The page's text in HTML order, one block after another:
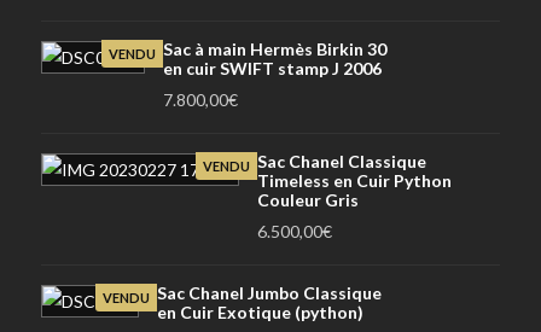
VENDU Sac à main Hermès Birkin 30
en cuir SWIFT stamp J 2006
7.800,00€
VENDU Sac Chanel Classique
Timeless en Cuir Python
Couleur Gris
6.500,00€
VENDU Sac Chanel Jumbo Classique
en Cuir Exotique (python)